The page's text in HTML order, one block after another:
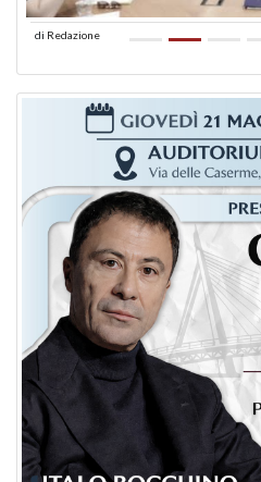
di Redazione